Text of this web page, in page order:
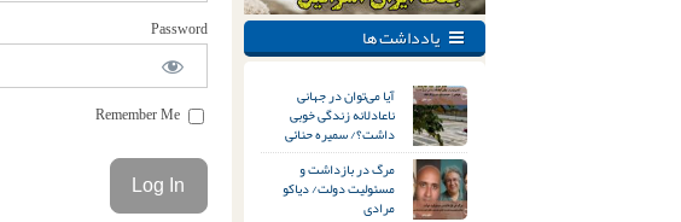
Password یادداشت ها
آیا می‌توان در جهانی
ناعادلانه زندگی خوبی
داشت؟/ سمیره حنائی
مرگ در بازداشت و
مسئولیت دولت/ دیاکو
مرادی